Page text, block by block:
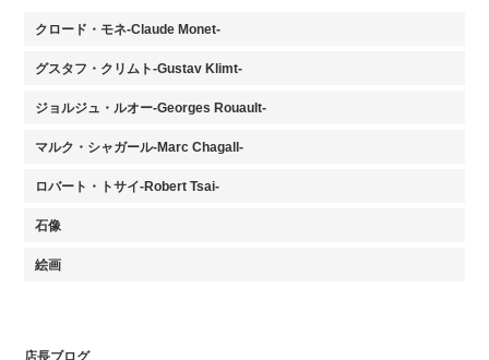
クロード・モネ-Claude Monet-
グスタフ・クリムト-Gustav Klimt-
ジョルジュ・ルオー-Georges Rouault-
マルク・シャガール-Marc Chagall-
ロバート・トサイ-Robert Tsai-
石像
絵画
店長ブログ